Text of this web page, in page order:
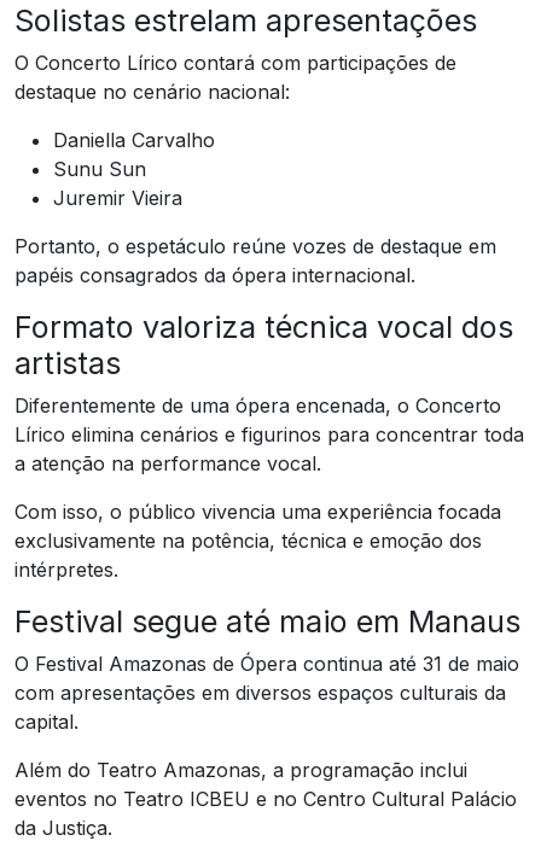
Solistas estrelam apresentações
O Concerto Lírico contará com participações de
destaque no cenário nacional:
Daniella Carvalho
Sunu Sun
Juremir Vieira
Portanto, o espetáculo reúne vozes de destaque em
papéis consagrados da ópera internacional.
Formato valoriza técnica vocal dos
artistas
Diferentemente de uma ópera encenada, o Concerto
Lírico elimina cenários e figurinos para concentrar toda
a atenção na performance vocal.
Com isso, o público vivencia uma experiência focada
exclusivamente na potência, técnica e emoção dos
intérpretes.
Festival segue até maio em Manaus
O Festival Amazonas de Ópera continua até 31 de maio
com apresentações em diversos espaços culturais da
capital.
Além do Teatro Amazonas, a programação inclui
eventos no Teatro ICBEU e no Centro Cultural Palácio
da Justiça.